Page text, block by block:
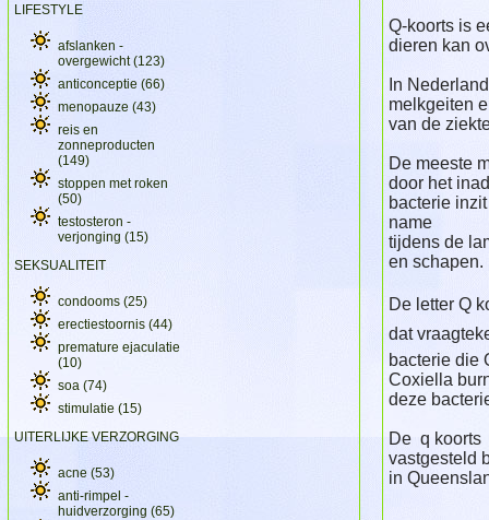
LIFESTYLE
afslanken -
overgewicht(123)
anticonceptie (66)
menopauze (43)
reis en
zonneproducten
(149)
stoppen met roken
(50)
testosteron -
verjonging (15)
SEKSUALITEIT
condooms (25)
erectiestoornis (44)
premature ejaculatie
(10)
soa (74)
stimulatie (15)
UITERLIJKE VERZORGING
acne (53)
anti-rimpel -
huidverzorging (65)
Q-koorts is
dieren kan
In
melkgeiten
van de
De meeste
door het
bacterie
name
tijdens de
en schapen.
De letter Q
dat
bacterie die
Coxiella
deze
De q koorts
vastgesteld
in